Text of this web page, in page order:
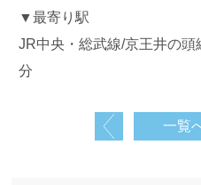
▼最寄り駅
JR中央・総武線/京王井の
分
一覧